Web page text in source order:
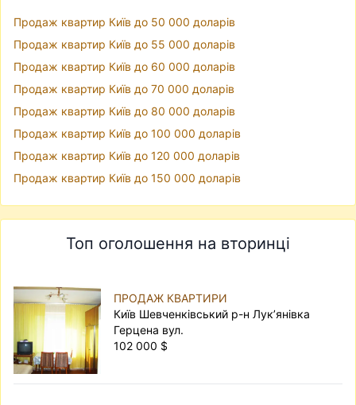
Продаж квартир Київ до 50 000 доларів
Продаж квартир Київ до 55 000 доларів
Продаж квартир Київ до 60 000 доларів
Продаж квартир Київ до 70 000 доларів
Продаж квартир Київ до 80 000 доларів
Продаж квартир Київ до 100 000 доларів
Продаж квартир Київ до 120 000 доларів
Продаж квартир Київ до 150 000 доларів
Топ оголошення на вторинці
ПРОДАЖ КВАРТИРИ
Київ Шевченківський р-н Лук’янівка
Герцена вул.
102 000 $